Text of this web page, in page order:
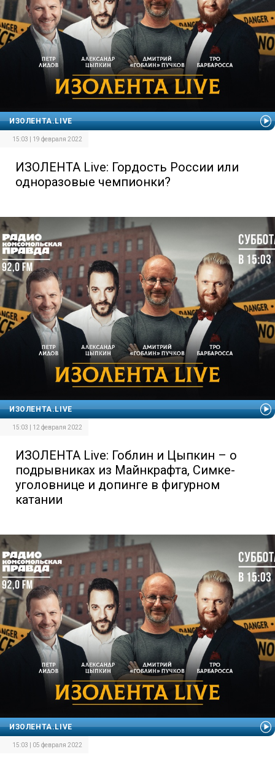
ИЗОЛЕНТА.LIVE
15:03 | 19 февраля 2022
ИЗОЛЕНТА Live: Гордость России или
одноразовые чемпионки?
ИЗОЛЕНТА.LIVE
15:03 | 12 февраля 2022
ИЗОЛЕНТА Live: Гоблин и Цыпкин – о
подрывниках из Майнкрафта, Симке-
уголовнице и допинге в фигурном
катании
ИЗОЛЕНТА.LIVE
15:03 | 05 февраля 2022